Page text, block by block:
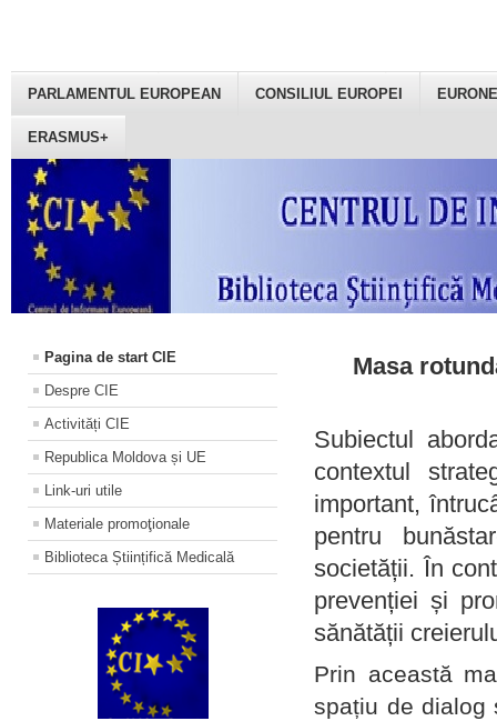
PARLAMENTUL EUROPEAN CONSILIUL EUROPEI
ERASMUS+
Pagina de start CIE
Despre CIE
Activități CIE
Republica Moldova și UE
Link-uri utile
Materiale promoţionale
Biblioteca Științifică Medicală
Masa
Subiectul
contextul
important,
pentru
societății. În
prevenției și
sănătății
Prin această
spațiu de dialog